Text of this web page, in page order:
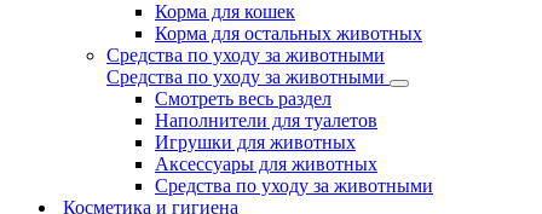
Корма для кошек
Корма для остальных животных
Средства по уходу за животными
Средства по уходу за животными
Смотреть весь раздел
Наполнители для туалетов
Игрушки для животных
Аксессуары для животных
Средства по уходу за животными
Косметика и гигиена